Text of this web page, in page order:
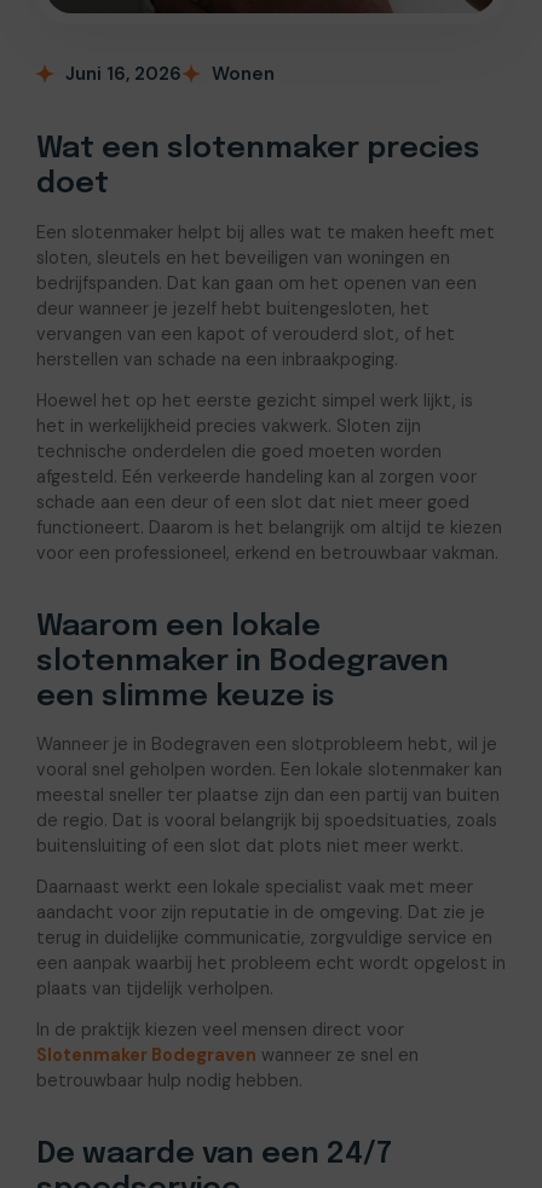
Juni 16, 2026 Wonen
Wat een slotenmaker precies
doet
Een slotenmaker helpt bij alles wat te maken heeft met
sloten, sleutels en het beveiligen van woningen en
bedrijfspanden. Dat kan gaan om het openen van een
deur wanneer je jezelf hebt buitengesloten, het
vervangen van een kapot of verouderd slot, of het
herstellen van schade na een inbraakpoging.
Hoewel het op het eerste gezicht simpel werk lijkt, is
het in werkelijkheid precies vakwerk. Sloten zijn
technische onderdelen die goed moeten worden
afgesteld. Eén verkeerde handeling kan al zorgen voor
schade aan een deur of een slot dat niet meer goed
functioneert. Daarom is het belangrijk om altijd te kiezen
voor een professioneel, erkend en betrouwbaar vakman.
Waarom een lokale
slotenmaker in Bodegraven
een slimme keuze is
Wanneer je in Bodegraven een slotprobleem hebt, wil je
vooral snel geholpen worden. Een lokale slotenmaker kan
meestal sneller ter plaatse zijn dan een partij van buiten
de regio. Dat is vooral belangrijk bij spoedsituaties, zoals
buitensluiting of een slot dat plots niet meer werkt.
Daarnaast werkt een lokale specialist vaak met meer
aandacht voor zijn reputatie in de omgeving. Dat zie je
terug in duidelijke communicatie, zorgvuldige service en
een aanpak waarbij het probleem echt wordt opgelost in
plaats van tijdelijk verholpen.
In de praktijk kiezen veel mensen direct voor
Slotenmaker Bodegraven wanneer ze snel en
betrouwbaar hulp nodig hebben.
De waarde van een 24/7